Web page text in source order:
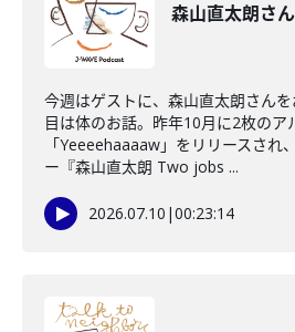
森山直太朗さ
今週はゲストに、森山直太朗さん
目は体のお話。昨年10月に2枚のア
「Yeeeehaaaaw」をリリースされ
ー『森山直太朗 Two jobs ...
2026.07.10 |00:23:14